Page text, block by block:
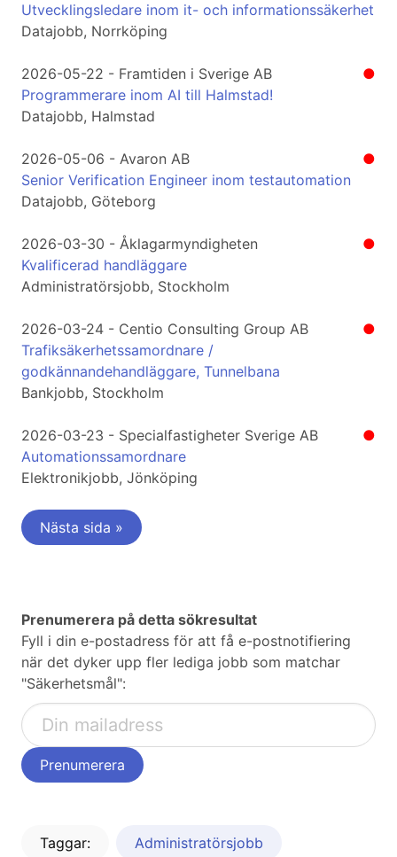
Utvecklingsledare inom it- och informationssäkerhet
Datajobb, Norrköping
●
2026-05-22 - Framtiden i Sverige AB
Programmerare inom AI till Halmstad!
Datajobb, Halmstad
●
2026-05-06 - Avaron AB
Senior Verification Engineer inom testautomation
Datajobb, Göteborg
●
2026-03-30 - Åklagarmyndigheten
Kvalificerad handläggare
Administratörsjobb, Stockholm
●
2026-03-24 - Centio Consulting Group AB
Trafiksäkerhetssamordnare /
godkännandehandläggare, Tunnelbana
Bankjobb, Stockholm
●
2026-03-23 - Specialfastigheter Sverige AB
Automationssamordnare
Elektronikjobb, Jönköping
Nästa sida »
Prenumerera på detta sökresultat
Fyll i din e-postadress för att få e-postnotifiering
när det dyker upp fler lediga jobb som matchar
"Säkerhetsmål":
Taggar: Administratörsjobb